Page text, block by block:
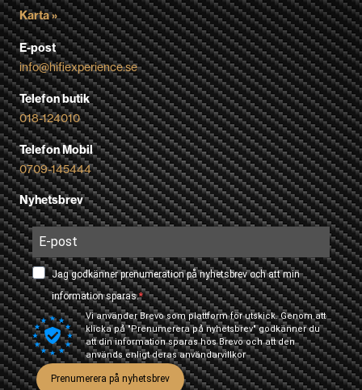
Karta »
E-post
info@hifiexperience.se
Telefon butik
018-124010
Telefon Mobil
0709-145444
Nyhetsbrev
Jag godkänner prenumeration på nyhetsbrev och att min
information sparas.
Vi använder Brevo som plattform för utskick. Genom att
klicka på "Prenumerera på nyhetsbrev" godkänner du
att din information sparas hos Brevo och att den
används enligt derasanvändarvillkor
Prenumerera på nyhetsbrev